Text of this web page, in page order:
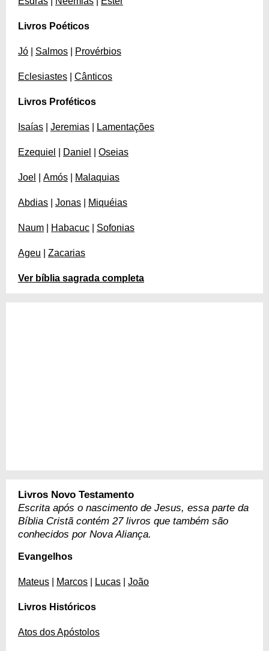
Livros Poéticos
Jó Salmos Provérbios
Eclesiastes Cânticos
Livros Proféticos
Isaías Jeremias Lamentações
Ezequiel Daniel Oseias
Joel Amós Malaquias
Abdias Jonas Miquéias
Naum Habacuc Sofonias
Ageu Zacarias
Ver bíblia sagrada completa
Livros Novo Testamento
Escrita após o nascimento de Jesus, essa parte da
Bíblia Cristã contém 27 livros que também são
conhecidos por Nova Aliança.
Evangelhos
Mateus Marcos Lucas João
Livros Históricos
Atos dos Apóstolos